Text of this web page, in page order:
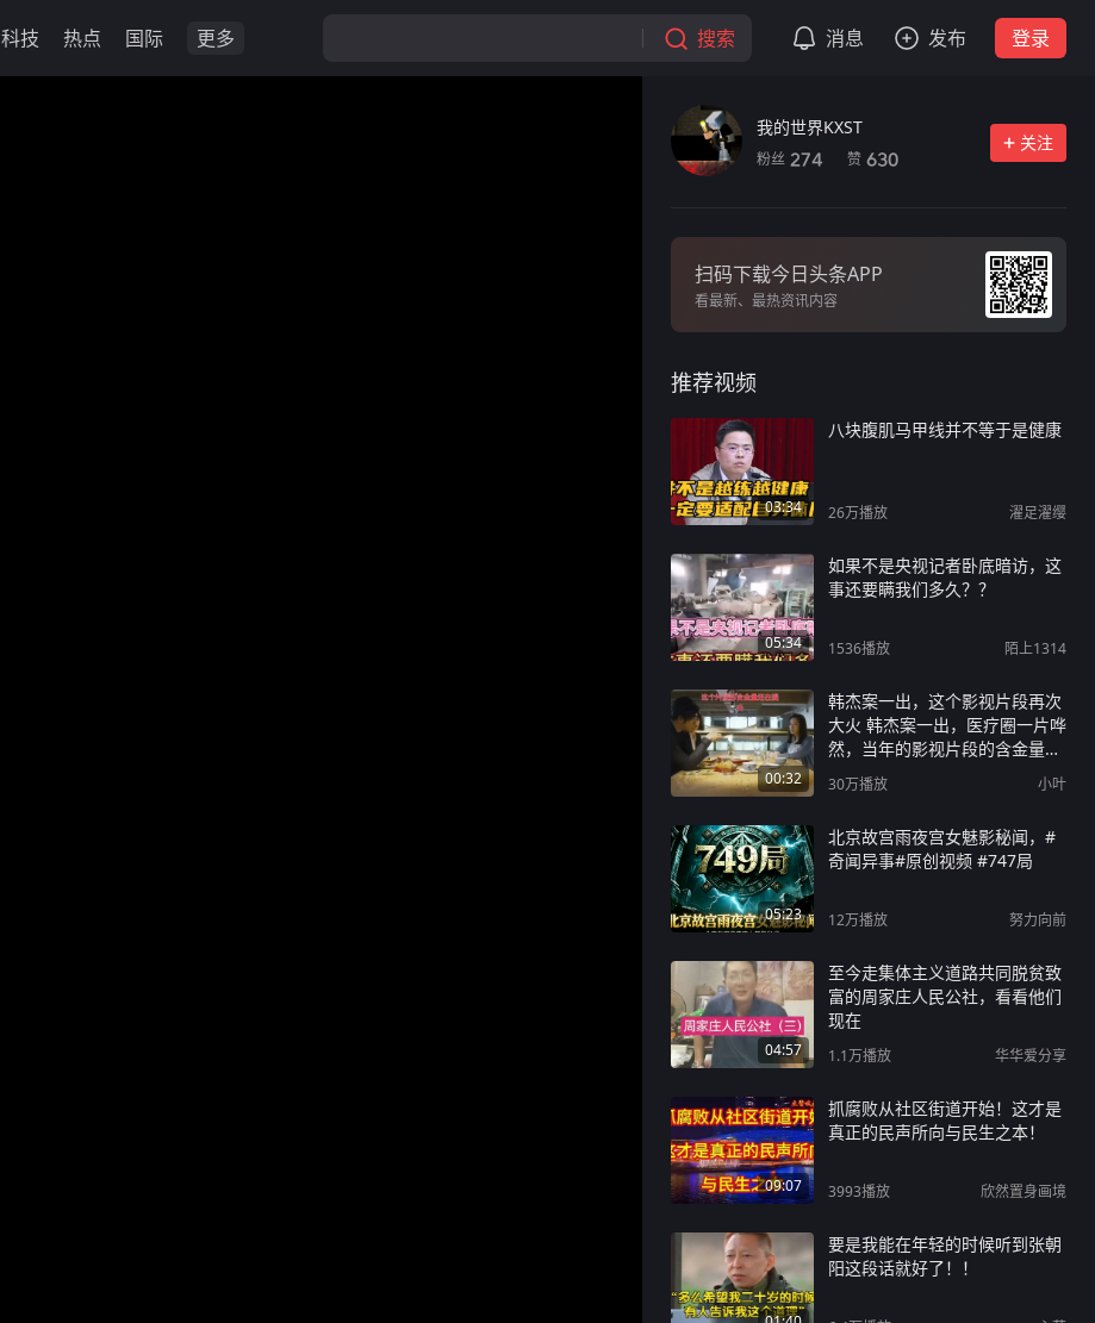
科技 热点 国际 更多 搜索 消息 发布 登录
我的世界KXST
粉丝 274 赞 630
关注
扫码下载今日头条APP
看最新、最热资讯内容
推荐视频
03:34
八块腹肌马甲线并不等于是健康
26万播放 濯足濯缨
05:34
如果不是央视记者卧底暗访，这
事还要瞒我们多久？？
1536播放 陌上1314
00:32
韩杰案一出，这个影视片段再次
大火 韩杰案一出，医疗圈一片哗
然，当年的影视片段的含金量再
次提升#韩杰 #医生#防御性医疗
30万播放 小叶
05:23
北京故宫雨夜宫女魅影秘闻，#
奇闻异事#原创视频 #747局
12万播放 努力向前
04:57
至今走集体主义道路共同脱贫致
富的周家庄人民公社，看看他们
现在
1.1万播放 华华爱分享
09:07
抓腐败从社区街道开始！这才是
真正的民声所向与民生之本！
3993播放 欣然置身画境
要是我能在年轻的时候听到张朝
阳这段话就好了！！